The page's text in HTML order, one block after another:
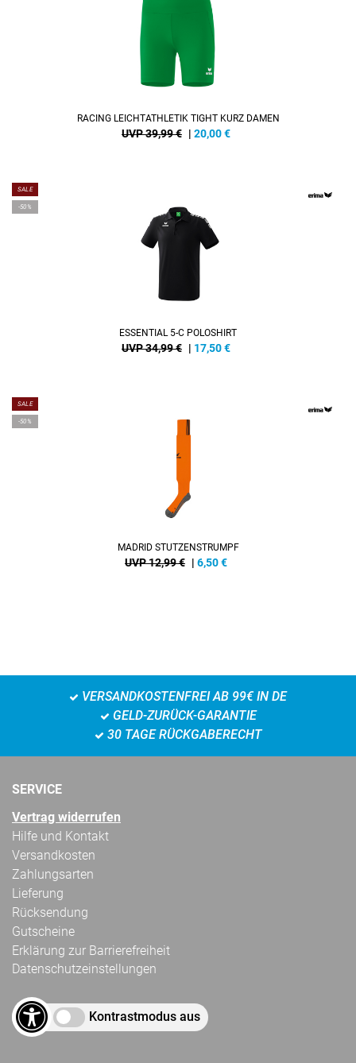
RACING LEICHTATHLETIK TIGHT KURZ DAMEN
UVP 39,99 € | 20,00€
SALE
-50%
ESSENTIAL 5-C POLOSHIRT
UVP 34,99 € | 17,50€
SALE
-50%
MADRID STUTZENSTRUMPF
UVP 12,99 € | 6,50€
VERSANDKOSTENFREI AB 99€ IN DE
GELD-ZURÜCK-GARANTIE
30 TAGE RÜCKGABERECHT
SERVICE
Vertrag widerrufen
Hilfe und Kontakt
Versandkosten
Zahlungsarten
Lieferung
Rücksendung
Gutscheine
Erklärung zur Barrierefreiheit
Datenschutzeinstellungen
Kontrastmodus aus